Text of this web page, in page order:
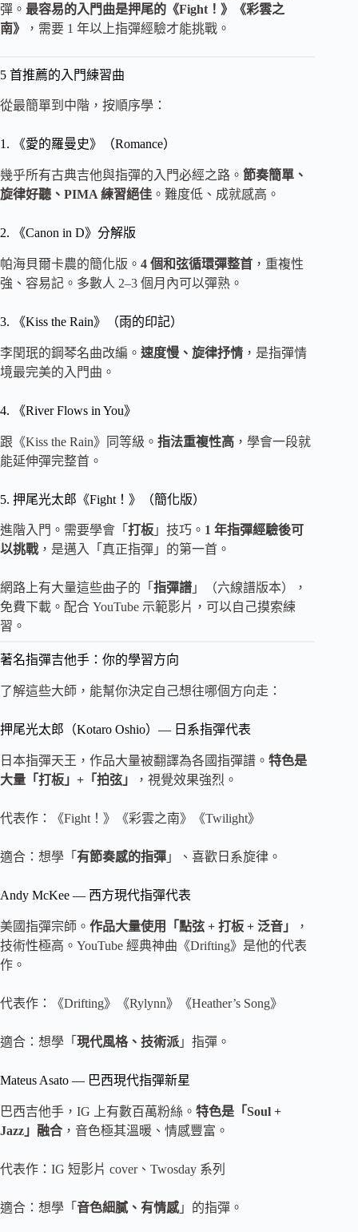
彈。 最容易的入門曲是押尾的《Fight！》《彩雲之
南》
，需要 1 年以上指彈經驗才能挑戰。
5 首推薦的入門練習曲
從最簡單到中階，按順序學：
1. 《愛的羅曼史》（Romance）
幾乎所有古典吉他與指彈的入門必經之路。 節奏簡單、
旋律好聽、PIMA 練習絕佳 。難度低、成就感高。
2. 《Canon in D》分解版
帕海貝爾卡農的簡化版。 4 個和弦循環彈整首 ，重複性
強、容易記。多數人 2–3 個月內可以彈熟。
3. 《Kiss the Rain》（雨的印記）
李閏珉的鋼琴名曲改編。 速度慢、旋律抒情 ，是指彈情
境最完美的入門曲。
4. 《River Flows in You》
跟《Kiss the Rain》同等級。 指法重複性高 ，學會一段就
能延伸彈完整首。
5. 押尾光太郎《Fight！》（簡化版）
進階入門。需要學會「 打板 」技巧。 1 年指彈經驗後可
以挑戰，是邁入「真正指彈」的第一首。
網路上有大量這些曲子的「 指彈譜 」（六線譜版本），
免費下載。配合 YouTube 示範影片，可以自己摸索練
習。
著名指彈吉他手：你的學習方向
了解這些大師，能幫你決定自己想往哪個方向走：
押尾光太郎（Kotaro Oshio）— 日系指彈代表
日本指彈天王，作品大量被翻譯為各國指彈譜。 特色是
大量「打板」+「拍弦」
，視覺效果強烈。
代表作：《Fight！》《彩雲之南》《Twilight》
適合：想學「 有節奏感的指彈 」、喜歡日系旋律。
Andy McKee — 西方現代指彈代表
美國指彈宗師。 作品大量使用「點弦 + 打板 + 泛音」
，
技術性極高。YouTube 經典神曲《Drifting》是他的代表
作。
代表作：《Drifting》《Rylynn》《Heather’s Song》
適合：想學「 現代風格、技術派 」指彈。
Mateus Asato — 巴西現代指彈新星
巴西吉他手，IG 上有數百萬粉絲。 特色是「Soul +
Jazz」融合 ，音色極其溫暖、情感豐富。
代表作：IG 短影片 cover、Twosday 系列
適合：想學「 音色細膩、有情感」的指彈。